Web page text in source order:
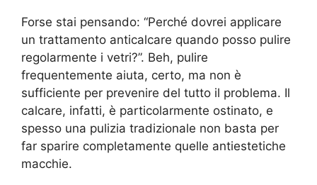
Forse stai pensando: “Perché dovrei applicare
un trattamento anticalcare quando posso pulire
regolarmente i vetri?”. Beh, pulire
frequentemente aiuta, certo, ma non è
sufficiente per prevenire del tutto il problema. Il
calcare, infatti, è particolarmente ostinato, e
spesso una pulizia tradizionale non basta per
far sparire completamente quelle antiestetiche
macchie.